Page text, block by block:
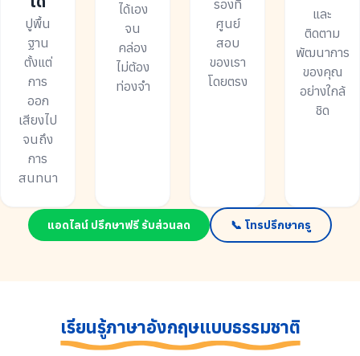
ปูพื้น
ฐาน
ตั้งแต่
การ
ออก
เสียงไป
จนถึง
การ
สนทนา
ได้เอง
จน
คล่อง
ไม่ต้อง
ท่องจำ
รองที่
ศูนย์
สอบ
ของเรา
โดยตรง
และ
ติดตาม
พัฒนาการ
ของคุณ
อย่างใกล้
ชิด
แอดไลน์ ปรึกษาฟรี รับส่วนลด 📞 โทรปรึกษาครู
เรียนรู้ภาษาอังกฤษแบบธรรมชาติ